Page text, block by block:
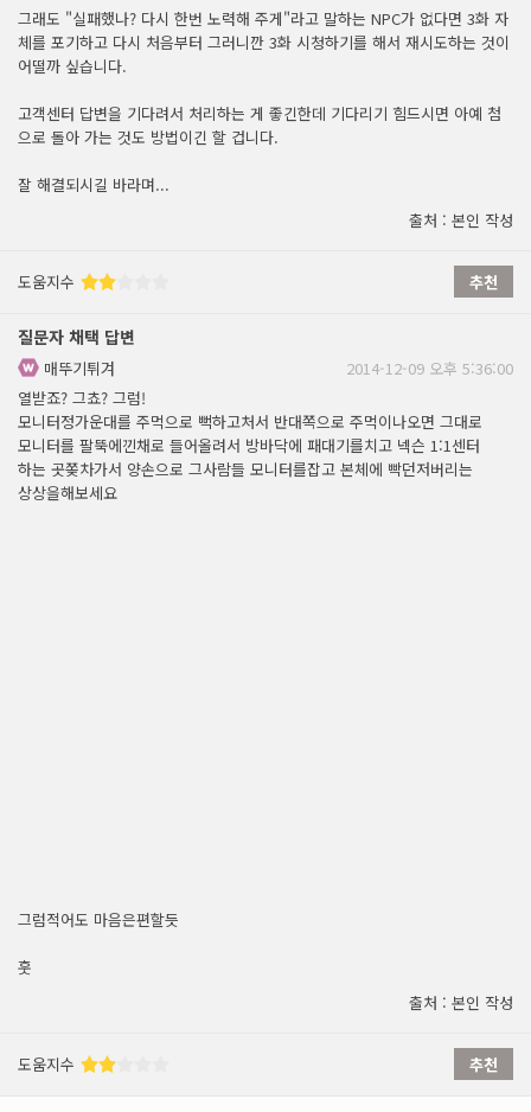
그래도 "실패했나? 다시 한번 노력해 주게"라고 말하는 NPC가 없다면 3화 자
체를 포기하고 다시 처음부터 그러니깐 3화 시청하기를 해서 재시도하는 것이
어떨까 싶습니다.
고객센터 답변을 기다려서 처리하는 게 좋긴한데 기다리기 힘드시면 아예 첨
으로 돌아 가는 것도 방법이긴 할 겁니다.
잘 해결되시길 바라며...
출처 : 본인 작성
도움지수 추천
질문자 채택 답변
매뚜기튀겨
2014-12-09 오후 5:36:00
열받죠? 그쵸? 그럼!
모니터정가운대를 주먹으로 뻑하고처서 반대쪽으로 주먹이나오면 그대로
모니터를 팔뚝에낀채로 들어올려서 방바닥에 패대기를치고 넥슨 1:1센터
하는 곳쫒차가서 양손으로 그사람들 모니터를잡고 본체에 빡던저버리는
상상을해보세요
그럼적어도 마음은편할듯
훗
출처 : 본인 작성
도움지수 추천